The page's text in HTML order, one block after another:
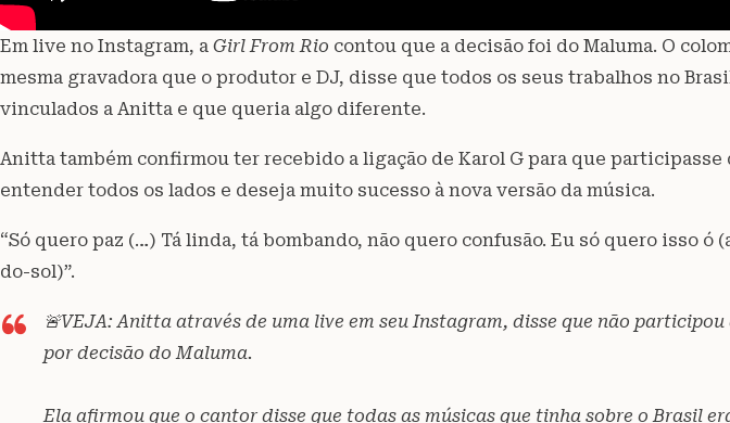
Em live no Instagram, a Girl From Rio contou que a decisão foi do Maluma. O
mesma gravadora que o produtor e DJ, disse que todos os seus trabalhos no
vinculados a Anitta e que queria algo diferente.
Anitta também confirmou ter recebido a ligação de Karol G para que participasse
entender todos os lados e deseja muito sucesso à nova versão da música.
“Só quero paz (…) Tá linda, tá bombando, não quero confusão. Eu só quero isso ó
do-sol)”.
🚨VEJA: Anitta através de uma live em seu Instagram, disse que não participou
por decisão do Maluma.
Ela afirmou que o cantor disse que todas as músicas que tinha sobre o Brasil